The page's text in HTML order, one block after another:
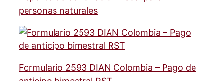
personas naturales
Formulario 2593 DIAN Colombia – Pago de